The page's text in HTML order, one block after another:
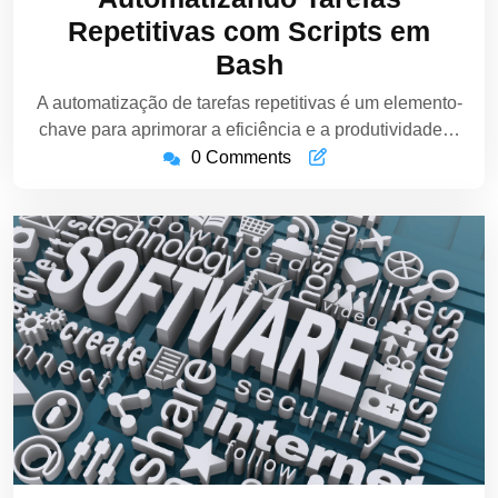
2024
Repetitivas com Scripts em
Bash
A automatização de tarefas repetitivas é um elemento-
chave para aprimorar a eficiência e a produtividade…
0 Comments